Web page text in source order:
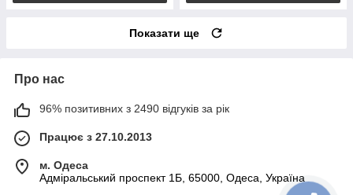
Показати ще
Про нас
96% позитивних з 2490 відгуків за рік
Працює з 27.10.2013
м. Одеса
Адміральський проспект 1Б, 65000, Одеса, Україна